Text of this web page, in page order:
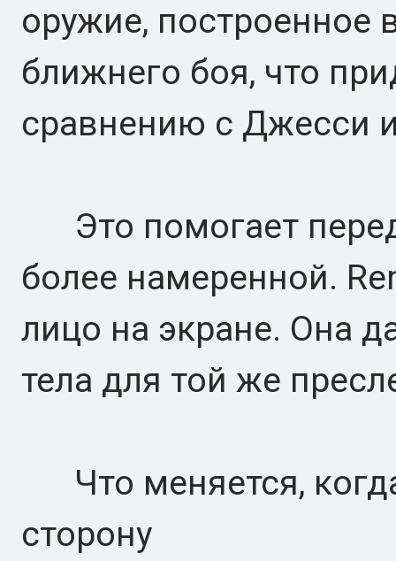
оружие, построенное
ближнего боя, что
сравнению с Джесси
Это помогает
более намеренной.
лицо на экране. Она
тела для той же
Что меняется,
сторону